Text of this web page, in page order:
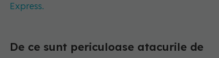
Express.
De ce sunt periculoase atacurile de